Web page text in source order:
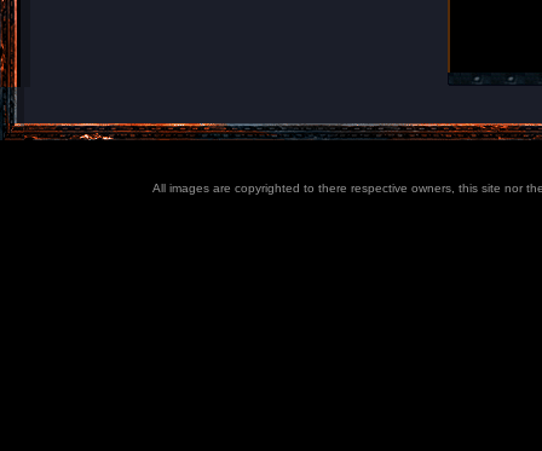
All images are copyrighted to there respective owners, this site nor